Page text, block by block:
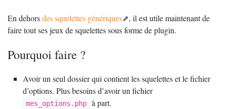
En dehorsdes squelettes génériques
, il est utile maintenant de
faire tout ses jeux de squelettes sous forme de plugin.
Pourquoi faire ?
Avoir un seul dossier qui contient les squelettes et le fichier
d’options. Plus besoins d’avoir un fichier
mes_options.php
à part.